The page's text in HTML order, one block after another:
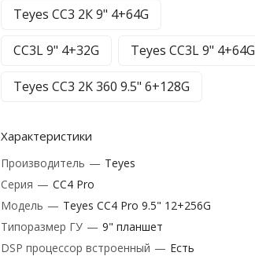
Teyes CC3 2К 9" 4+64G
CC3L 9" 4+32G Teyes CC3L 9" 4+64G
Teyes CC3 2K 360 9.5" 6+128G
Характеристики
Производитель — Teyes
Серия — CC4 Pro
Модель — Teyes CC4 Pro 9.5" 12+256G
Типоразмер ГУ — 9" планшет
DSP процессор встроенный — Есть